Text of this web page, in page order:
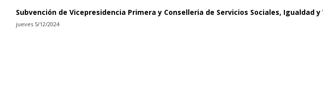
Subvención de Vicepresidencia Primera y Conselleria de Servicios Sociales, Igualdad y
jueves 5/12/2024